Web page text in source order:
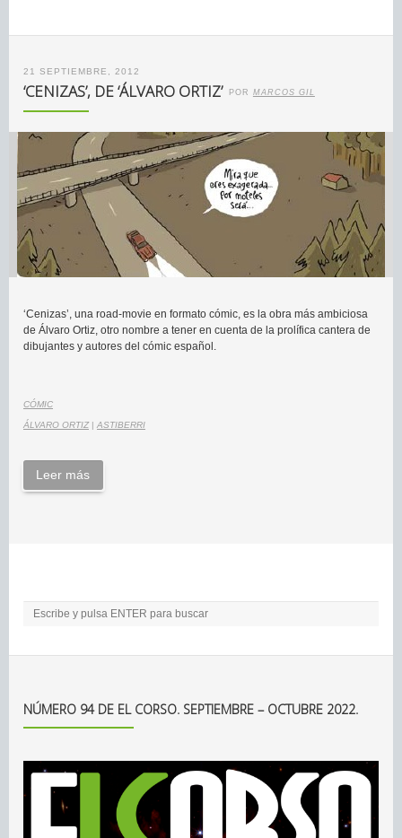
21 SEPTIEMBRE, 2012
‘CENIZAS’, DE ‘ÁLVARO ORTIZ’ POR MARCOS GIL
‘Cenizas’, una road-movie en formato cómic, es la obra más ambiciosa
de Álvaro Ortiz, otro nombre a tener en cuenta de la prolífica cantera de
dibujantes y autores del cómic español.
CÓMIC
ÁLVARO ORTIZ| ASTIBERRI
Leer más
NÚMERO 94 DE EL CORSO. SEPTIEMBRE – OCTUBRE 2022.